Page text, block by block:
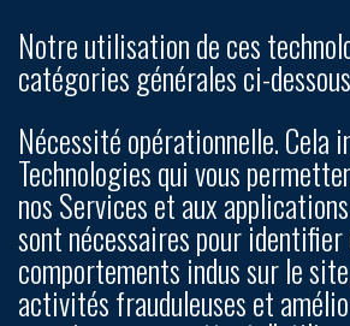
Notre utilisation de ces
catégories générales ci-
Nécessité opérationnelle.Cela
Technologies qui vous
nos Services et aux
sont nécessaires pour identifier
comportements indus sur le site,
activités frauduleuses et